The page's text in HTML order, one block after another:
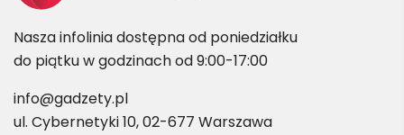
Nasza infolinia dostępna od poniedziałku
do piątku w godzinach od 9:00-17:00
info@gadzety.pl
ul. Cybernetyki 10, 02-677 Warszawa